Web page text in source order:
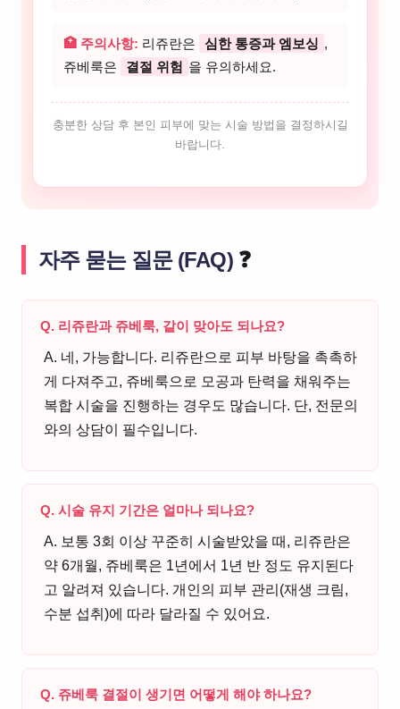
🏥 주의사항: 리쥬란은 심한 통증과 엠보싱 ,
쥬베룩은
결절 위험 을 유의하세요.
충분한 상담 후 본인 피부에 맞는 시술 방법을 결정하시길
바랍니다.
자주 묻는 질문 (FAQ)❓
Q. 리쥬란과 쥬베룩, 같이 맞아도 되나요?
A. 네, 가능합니다. 리쥬란으로 피부 바탕을 촉촉하
게 다져주고, 쥬베룩으로 모공과 탄력을 채워주는
복합 시술을 진행하는 경우도 많습니다. 단, 전문의
와의 상담이 필수입니다.
Q. 시술 유지 기간은 얼마나 되나요?
A. 보통 3회 이상 꾸준히 시술받았을 때, 리쥬란은
약 6개월, 쥬베룩은 1년에서 1년 반 정도 유지된다
고 알려져 있습니다. 개인의 피부 관리(재생 크림,
수분 섭취)에 따라 달라질 수 있어요.
Q. 쥬베룩 결절이 생기면 어떻게 해야 하나요?